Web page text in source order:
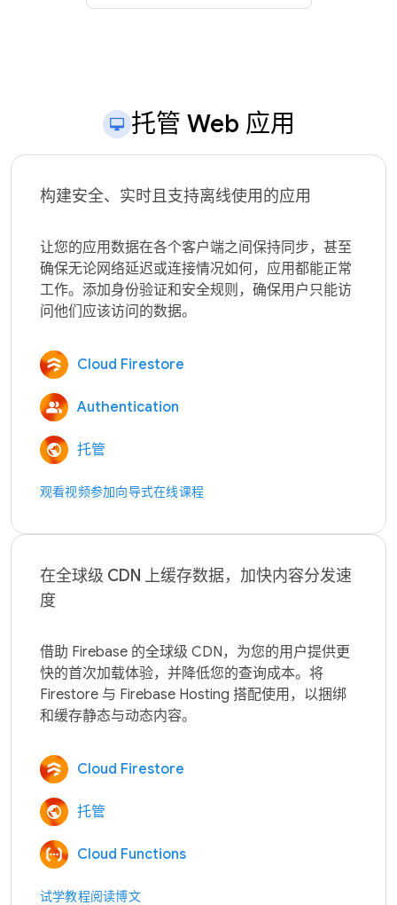
托管 Web 应用
构建安全、实时且支持离线使用的应用
让您的应用数据在各个客户端之间保持同步，甚至
确保无论网络延迟或连接情况如何，应用都能正常
工作。添加身份验证和安全规则，确保用户只能访
Cloud Firestore
Authentication
托管
观看视频参加向导式在线课程
在全球级 CDN 上缓存数据，加快内容分发速
度
借助 Firebase 的全球级 CDN，为您的用户提供更
快的首次加载体验，并降低您的查询成本。将
Firestore 与 Firebase Hosting 搭配使用，以捆绑
Cloud Firestore
托管
Cloud Functions
试学教程阅读博文